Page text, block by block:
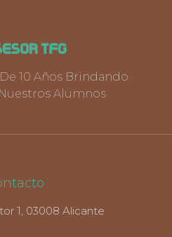
10 Años Brindando
Alumnos
1, 03008 Alicante